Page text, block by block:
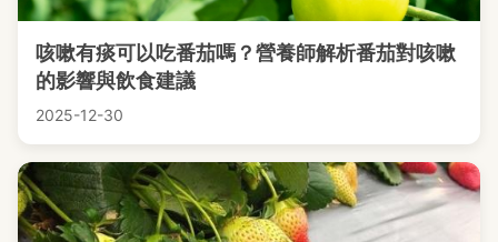
咳嗽有痰可以吃番茄嗎？營養師解析番茄對咳嗽
的影響與飲食建議
2025-12-30